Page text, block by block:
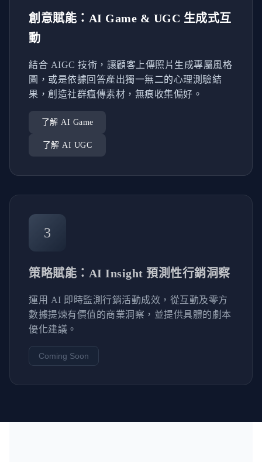
創意賦能：AI Game & UGC 生成式互
動
結合 AIGC 技術，讓顧客上傳照片生成專屬風格
圖，或是依據回答產出獨一無二的心理測驗結
果，創造社群瘋傳素材，無痕收集偏好。
了解 AI Game
了解 AI UGC
3
策略賦能：AI Insight 預測性行銷洞察
運用 AI 即時監測行銷活動成效，從互動及零方
數據提煉有價值的商業洞察，並提供具體的劇本
優化建議。
Coming Soon